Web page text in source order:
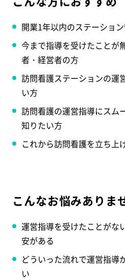
開業1年以内のステーショ
今まで指導を受けたことが
者・経営者の方
訪問看護ステーションの運
い方
訪問看護の運営指導にスム
知りたい方
これから訪問看護を立ち上
こんなお悩みありま
運営指導を受けたことがな
安がある
どういった流れで運営指導
い